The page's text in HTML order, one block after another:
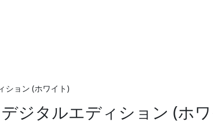
ション (ホワイト)
ジタルエディション (ホ